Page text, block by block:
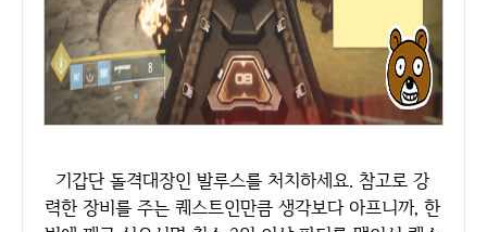
기갑단 돌격대장인 발루스를 처치하세요. 참고로 강
력한 장비를 주는 퀘스트인만큼 생각보다 아프니까, 한